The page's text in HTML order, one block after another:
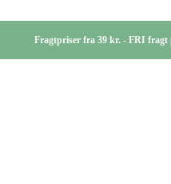
Fragtpriser fra 39 kr. - FRI fragt